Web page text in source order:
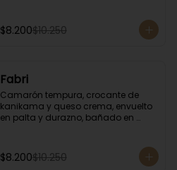
$8.200$10.250
Fabri
Camarón tempura, crocante de
kanikama y queso crema, envuelto
en palta y durazno, bañado en
$8.200$10.250